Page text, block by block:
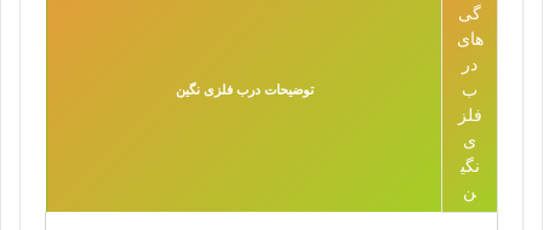
گی
های
در
ب
فلز
ی
نگی
ن
توضیحات درب فلزی نگین